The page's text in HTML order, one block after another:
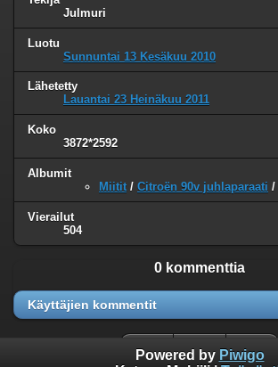
Julmuri
Luotu
Sunnuntai 13 Kesäkuu 2010
Lähetetty
Lauantai 23 Heinäkuu 2011
Koko
3872*2592
Albumit
Miitit / Citroën 90v juhlaparaati /
Vierailut
504
0 kommenttia
Käyttäjien kommentit
Powered by Piwigo